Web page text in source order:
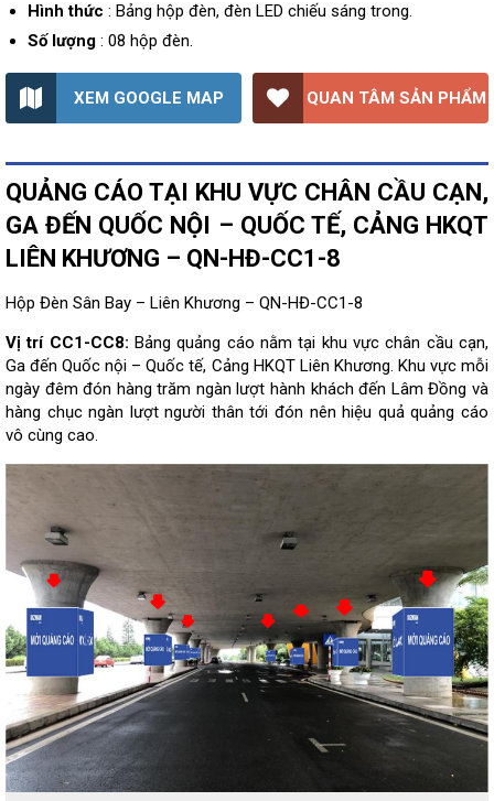
Hình thức : Bảng hộp đèn, đèn LED chiếu sáng trong.
Số lượng : 08 hộp đèn.
XEM GOOGLE MAP QUAN TÂM SẢN PHẨM
QUẢNG CÁO TẠI KHU VỰC CHÂN CẦU CẠN,
GA ĐẾN QUỐC NỘI – QUỐC TẾ, CẢNG HKQT
LIÊN KHƯƠNG – QN-HĐ-CC1-8
Hộp Đèn Sân Bay – Liên Khương – QN-HĐ-CC1-8
Vị trí CC1-CC8: Bảng quảng cáo nằm tại khu vực chân cầu cạn,
Ga đến Quốc nội – Quốc tế, Cảng HKQT Liên Khương. Khu vực mỗi
ngày đêm đón hàng trăm ngàn lượt hành khách đến Lâm Đồng và
hàng chục ngàn lượt người thân tới đón nên hiệu quả quảng cáo
vô cùng cao.